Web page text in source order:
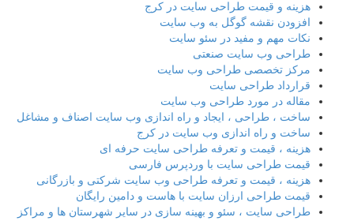
هزینه و قیمت طراحی سایت در کرج
افزودن نقشه گوگل به وب سایت
نکات مهم و مفید در سئو سایت
طراحی وب سایت صنعتی
مرکز تخصصی طراحی وب سایت
قرارداد طراحی سایت
مقاله در مورد طراحی وب سایت
ساخت ، طراحی ، ایجاد و راه اندازی وب سایت اصناف و مشاغل
ساخت و راه اندازی وب سایت در کرج
هزینه ، قیمت و تعرفه طراحی سایت حرفه ای
قیمت طراحی سایت با وردپرس فارسی
هزینه ، قیمت و تعرفه طراحی وب سایت شرکتی و بازرگانی
قیمت طراحی ارزان سایت با هاست و دامین رایگان
طراحی سایت ، سئو و بهینه سازی در سایر شهرستان ها و مراکز